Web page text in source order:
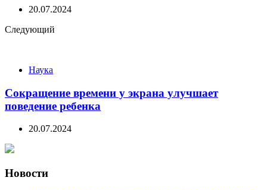
20.07.2024
Следующий
Наука
Сокращение времени у экрана улучшает
поведение ребенка
20.07.2024
Новости